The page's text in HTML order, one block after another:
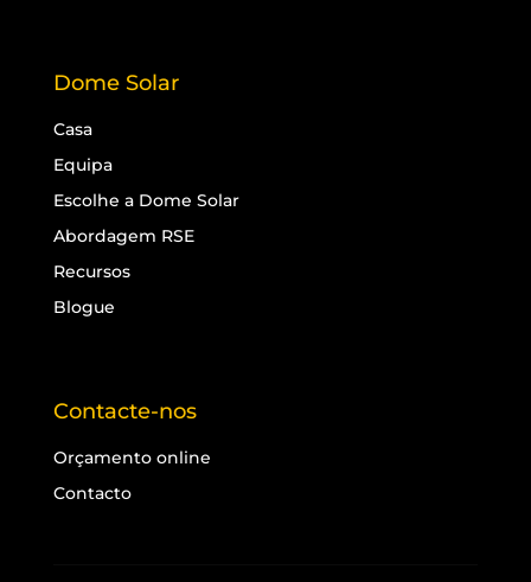
Dome Solar
Casa
Equipa
Escolhe a Dome Solar
Abordagem RSE
Recursos
Blogue
Contacte-nos
Orçamento online
Contacto